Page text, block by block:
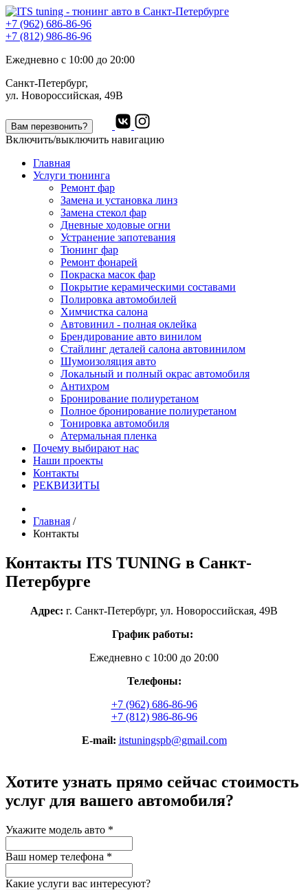
+7 (962) 686-86-96
+7 (812) 986-86-96
Ежедневно с 10:00 до 20:00
Санкт-Петербург,
ул. Новороссийская, 49В
Вам перезвонить?
Включить/выключить навигацию
Главная
Услуги тюнинга
Ремонт фар
Замена и установка линз
Замена стекол фар
Дневные ходовые огни
Устранение запотевания
Тюнинг фар
Ремонт фонарей
Покраска масок фар
Покрытие керамическими составами
Полировка автомобилей
Химчистка салона
Автовинил - полная оклейка
Брендирование авто винилом
Стайлинг деталей салона автовинилом
Шумоизоляция авто
Локальный и полный окрас автомобиля
Антихром
Бронирование полиуретаном
Полное бронирование полиуретаном
Тонировка автомобиля
Атермальная пленка
Почему выбирают нас
Наши проекты
Контакты
РЕКВИЗИТЫ
Главная /
Контакты
Контакты ITS TUNING в Санкт-
Петербурге
Адрес: г. Санкт-Петербург, ул. Новороссийская, 49В
График работы:
Ежедневно с 10:00 до 20:00
Телефоны:
+7 (962) 686-86-96
+7 (812) 986-86-96
E-mail: itstuningspb@gmail.com
Хотите узнать прямо сейчас стоимость
услуг для вашего автомобиля?
Укажите модель авто *
Ваш номер телефона *
Какие услуги вас интересуют?